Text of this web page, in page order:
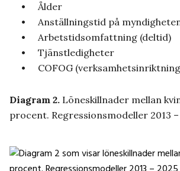
Ålder
Anställningstid på
Arbetstidsomfattning (deltid)
Tjänstledigheter
COFOG
Diagram 2. Löneskillnader mellan
procent. Regressionsmodeller 2013 –